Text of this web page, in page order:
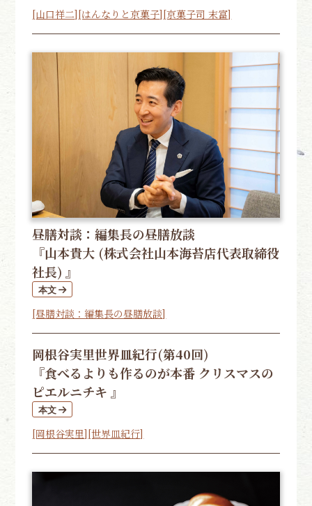
[山口祥二][はんなりと京菓子][京菓子司 末富]
昼膳対談：編集長の昼膳放談
『山本貴大 (株式会社山本海苔店代表取締役
社長) 』
[昼膳対談：編集長の昼膳放談]
岡根谷実里世界皿紀行(第40回)
『食べるよりも作るのが本番 クリスマスの
ピエルニチキ 』
[岡根谷実里][世界皿紀行]